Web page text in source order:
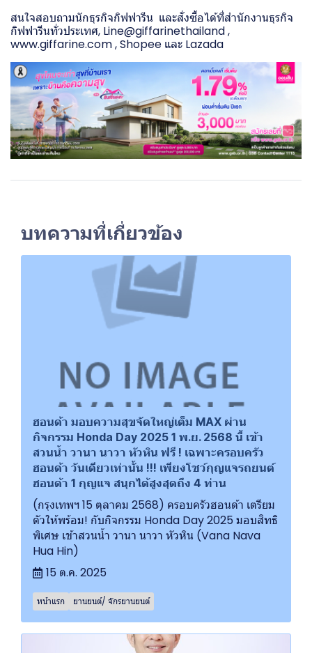
สนใจสอบถามนักธุรกิจกิฟฟารีน และสั่งซื้อได้ที่สำนักงานธุรกิจ
กิฟฟารีนทั่วประเทศ, Line@giffarinethailand ,
www.giffarine.com , Shopee และ Lazada
บทความที่เกี่ยวข้อง
ฮอนด้า มอบความสุขจัดใหญ่เต็ม MAX ผ่าน
กิจกรรม Honda Day 2025 1 พ.ย. 2568 นี้ เข้า
สวนน้ำ วานา นาวา หัวหิน ฟรี ! เฉพาะครอบครัว
ฮอนด้า วันเดียวเท่านั้น !!! เพียงโชว์กุญแจรถยนต์
ฮอนด้า 1 กุญแจ สนุกได้สูงสุดถึง 4 ท่าน
(กรุงเทพฯ 15 ตุลาคม 2568) ครอบครัวฮอนด้า เตรียม
ตัวให้พร้อม! กับกิจกรรม Honda Day 2025 มอบสิทธิ
พิเศษ เข้าสวนน้ำ วานา นาวา หัวหิน (Vana Nava
Hua Hin)
15 ต.ค. 2025
หน้าแรก ยานยนต์/ จักรยานยนต์